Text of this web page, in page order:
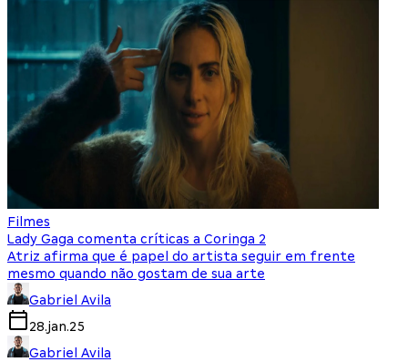
Filmes
Lady Gaga comenta críticas a Coringa 2
Atriz afirma que é papel do artista seguir em frente
mesmo quando não gostam de sua arte
Gabriel Avila
28.jan.25
Gabriel Avila